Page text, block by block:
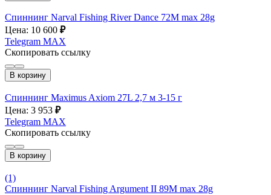
Спиннинг Narval Fishing River Dance 72M max 28g
Цена: 10 600 ₽
Telegram MAX
Скопировать ссылку
В корзину
Спиннинг Maximus Axiom 27L 2,7 м 3-15 г
Цена: 3 953 ₽
Telegram MAX
Скопировать ссылку
В корзину
(1)
Спиннинг Narval Fishing Argument II 89M max 28g